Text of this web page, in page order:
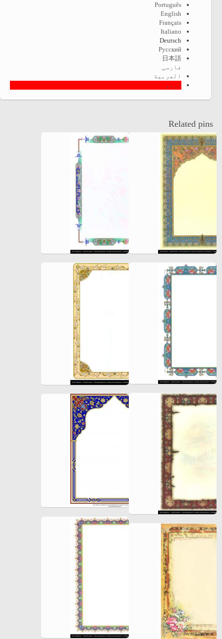
Português
English
Français
Italiano
Deutsch
Русский
日本語
فارسی
العربية
اردو
Related pins